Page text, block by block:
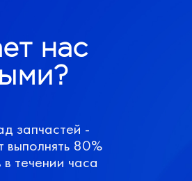
нас
запчастей -
выполнять 80%
течении часа